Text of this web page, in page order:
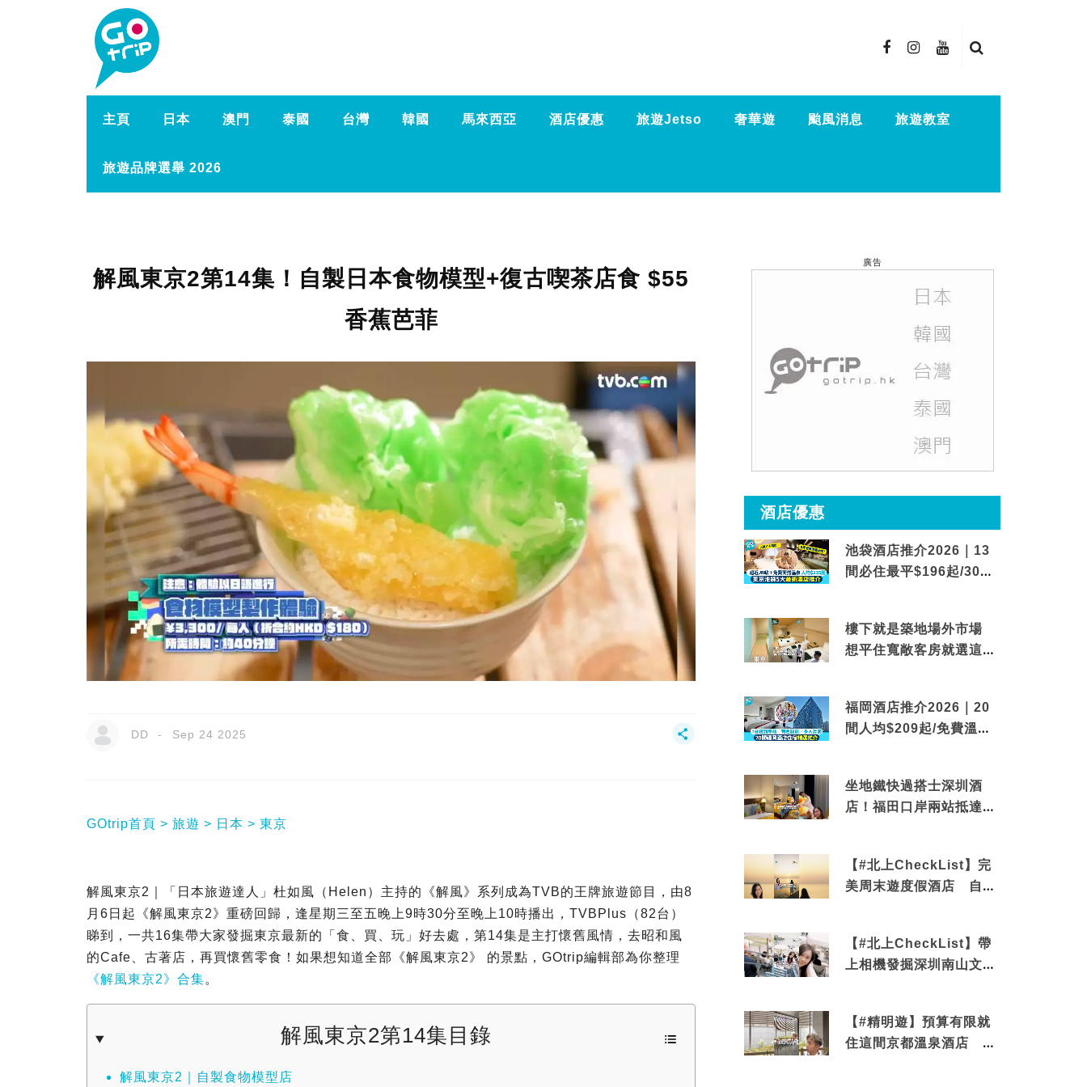
主頁 日本 澳門 泰國 台灣 韓國 馬來西亞 酒店優惠 旅遊Jetso 奢華遊 颱風消息 旅遊教室
旅遊品牌選舉 2026
解風東京2第14集！自製日本食物模型+復古喫茶店食 $55
香蕉芭菲
DD Sep 24 2025
GOtrip首頁 旅遊 日本 東京
解風東京2｜「日本旅遊達人」杜如風（Helen）主持的《解風》系列成為TVB的王牌旅遊節目，由8
月6日起《解風東京2》重磅回歸，逢星期三至五晚上9時30分至晚上10時播出，TVBPlus（82台）
睇到，一共16集帶大家發掘東京最新的「食、買、玩」好去處，第14集是主打懷舊風情，去昭和風
的Cafe、古著店，再買懷舊零食！如果想知道全部《解風東京2》 的景點，GOtrip編輯部為你整理
《解風東京2》合集。
解風東京2第14集目錄
解風東京2｜自製食物模型店
廣告
酒店優惠
池袋酒店推介2026｜13
間必住最平$196起/30秒
樓下就是築地場外市場
想平住寬敞客房就選這間
福岡酒店推介2026｜20
間人均$209起/免費溫泉/
坐地鐵快過搭士深圳酒
店！福田口岸兩站抵達
【#北上CheckList】完
美周末遊度假酒店 自帶
【#北上CheckList】帶
上相機發掘深圳南山文藝
【#精明遊】預算有限就
住這間京都溫泉酒店 車